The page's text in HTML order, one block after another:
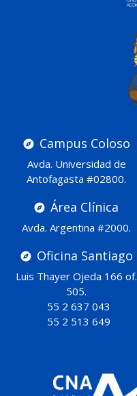
Campus Coloso
Avda. Universidad de
Antofagasta #02800.
Área Clínica
Avda. Argentina #2000.
Oficina Santiago
Luis Thayer Ojeda 166 of.
505.
55 2 637 043
55 2 513 649